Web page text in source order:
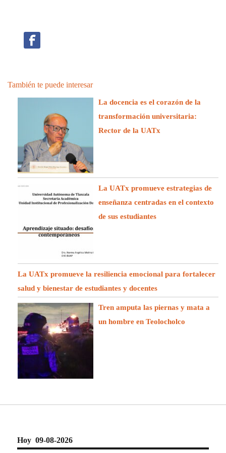
También te puede interesar
La docencia es el corazón de la
transformación universitaria:
Rector de la UATx
La UATx promueve estrategias de
enseñanza centradas en el contexto
de sus estudiantes
La UATx promueve la resiliencia emocional para fortalecer
salud y bienestar de estudiantes y docentes
Tren amputa las piernas y mata a
un hombre en Teolocholco
Hoy 09-08-2026